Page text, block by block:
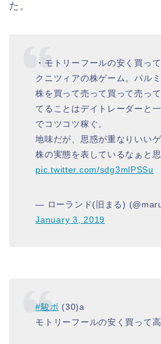
た。
・モトリーフールの安く買っ
クニツィアの株ゲーム。パルミ
株を買って売って買って売っ
てることはデイトレーダーと
でコツコツ稼ぐ。
地味だが、思惑が重なりいいゲ
株の実態を表しているなぁと思
pic.twitter.com/sdg3mlPSSu
— ローランド(旧まる)
January 3, 2019
#駿ボ (30)a
モトリーフールの安く買って